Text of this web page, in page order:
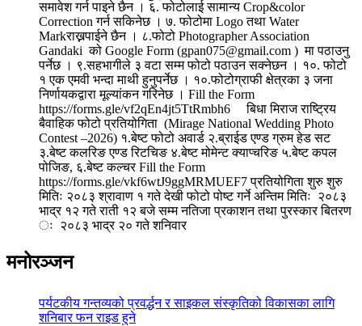
समावेश गर्न पाइने छैन । ६. फोटोलाई सामान्य Crop&color
Correction गर्न सकिनेछ । ७. फोटोमा Logo तथा Water
Markराख्नपाईने छैन । ८.फोटो Photographer Association
Gandaki को Google Form (gpan075@gmail.com ) मा पठाउनु
पर्नेछ । ९.सहभागीले ३ वटा सम्म फोटो पठाउन सक्नेछन । १०. फोटो
१ एक एमवी भन्दा माथी हुनुपर्नेछ । १०.फोटोग्राफी क्षेत्रका ३ जना
निर्णायकद्वारा मूल्यांकन गरिनेछ । Fill the Form
https://forms.gle/vf2qEn4jt5TtRmbh6 बिधा मिराज राष्ट्रिय
बैवाहिक फोटो प्रतियोगिता (Mirage National Wedding Photo
Contest –2026) १.बेष्ट फोटो अवार्ड २.ब्राईड एण्ड ग्रुम हेड सट
३.बेष्ट कलरिङ एण्ड रिटचिङ ४.बेष्ट मोमेन्ट क्याप्चरिङ ५.बेष्ट कपल
पोजिङ, ६.बेष्ट कल्चर Fill the Form
https://forms.gle/vkf6wtJ9ggMRMUEF7 प्रतियोगिता शुरु शुरु
मितिः २०८३ श्रावाण १ गते देखी फोटो पोष्ट गर्ने अन्तिम मितिः २०८३
भाद्र १२ गते राती १२ बजे सम्म नतिजा प्रकाशन तथा पुरस्कार बितरण
ः २०८३ भाद्र २० गते शनिवार
मनोरञ्जन
पर्यटकीय गन्तव्यको प्रवर्द्धन र साइकल संस्कृतिको विकासका लागि
शनिबार फन राइड हुने